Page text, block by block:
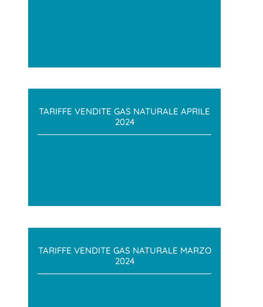
TARIFFE VENDITE GAS NATURALE APRILE
2024
TARIFFE VENDITE GAS NATURALE MARZO
2024